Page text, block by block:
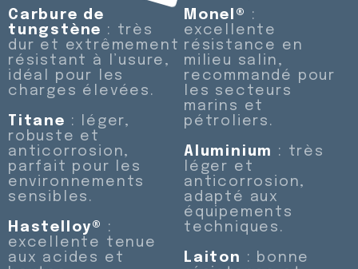
Carbure de
tungstène : très
dur et extrêmement
résistant à l’usure,
idéal pour les
charges élevées.
Titane : léger,
robuste et
anticorrosion,
parfait pour les
environnements
sensibles.
Hastelloy®
:
excellente tenue
aux acides et
Monel®
:
excellente
résistance en
milieu salin,
recommandé pour
les secteurs
marins et
pétroliers.
Aluminium
: très
léger et
anticorrosion,
adapté aux
équipements
techniques.
Laiton
: bonne